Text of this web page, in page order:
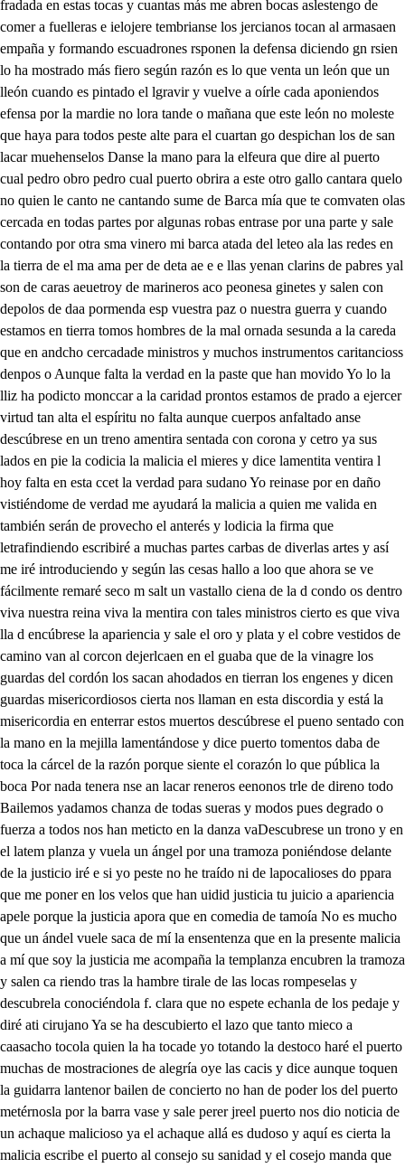
fradada en estas tocas y cuantas más me abren bocas aslestengo de
comer a fuelleras e ielojere tembrianse los jercianos tocan al armasaen
empaña y formando escuadrones rsponen la defensa diciendo gn rsien
lo ha mostrado más fiero según razón es lo que venta un león que un
lleón cuando es pintado el lgravir y vuelve a oírle cada aponiendos
efensa por la mardie no lora tande o mañana que este león no moleste
que haya para todos peste alte para el cuartan go despichan los de san
lacar muehenselos Danse la mano para la elfeura que dire al puerto
cual pedro obro pedro cual puerto obrira a este otro gallo cantara quelo
no quien le canto ne cantando sume de Barca mía que te comvaten olas
cercada en todas partes por algunas robas entrase por una parte y sale
contando por otra sma vinero mi barca atada del leteo ala las redes en
la tierra de el ma ama per de deta ae e e llas yenan clarins de pabres yal
son de caras aeuetroy de marineros aco peonesa ginetes y salen con
depolos de daa pormenda esp vuestra paz o nuestra guerra y cuando
estamos en tierra tomos hombres de la mal ornada sesunda a la careda
que en andcho cercadade ministros y muchos instrumentos caritancioss
denpos o Aunque falta la verdad en la paste que han movido Yo lo la
lliz ha podicto monccar a la caridad prontos estamos de prado a ejercer
virtud tan alta el espíritu no falta aunque cuerpos anfaltado anse
descúbrese en un treno amentira sentada con corona y cetro ya sus
lados en pie la codicia la malicia el mieres y dice lamentita ventira l
hoy falta en esta ccet la verdad para sudano Yo reinase por en daño
vistiéndome de verdad me ayudará la malicia a quien me valida en
también serán de provecho el anterés y lodicia la firma que
letrafindiendo escribiré a muchas partes carbas de diverlas artes y así
me iré introduciendo y según las cesas hallo a loo que ahora se ve
fácilmente remaré seco m salt un vastallo ciena de la d condo os dentro
viva nuestra reina viva la mentira con tales ministros cierto es que viva
lla d encúbrese la apariencia y sale el oro y plata y el cobre vestidos de
camino van al corcon dejerlcaen en el guaba que de la vinagre los
guardas del cordón los sacan ahodados en tierran los engenes y dicen
guardas misericordiosos cierta nos llaman en esta discordia y está la
misericordia en enterrar estos muertos descúbrese el pueno sentado con
la mano en la mejilla lamentándose y dice puerto tomentos daba de
toca la cárcel de la razón porque siente el corazón lo que pública la
boca Por nada tenera nse an lacar reneros eenonos trle de direno todo
Bailemos yadamos chanza de todas sueras y modos pues degrado o
fuerza a todos nos han meticto en la danza vaDescubrese un trono y en
el latem planza y vuela un ángel por una tramoza poniéndose delante
de la justicio iré e si yo peste no he traído ni de lapocalioses do ppara
que me poner en los velos que han uidid justicia tu juicio a apariencia
apele porque la justicia apora que en comedia de tamoía No es mucho
que un ándel vuele saca de mí la ensentenza que en la presente malicia
a mí que soy la justicia me acompaña la templanza encubren la tramoza
y salen ca riendo tras la hambre tirale de las locas rompeselas y
descubrela conociéndola f. clara que no espete echanla de los pedaje y
diré ati cirujano Ya se ha descubierto el lazo que tanto mieco a
caasacho tocola quien la ha tocade yo totando la destoco haré el puerto
muchas de mostraciones de alegría oye las cacis y dice aunque toquen
la guidarra lantenor bailen de concierto no han de poder los del puerto
metérnosla por la barra vase y sale perer jreel puerto nos dio noticia de
un achaque malicioso ya el achaque allá es dudoso y aquí es cierta la
malicia escribe el puerto al consejo su sanidad y el cosejo manda que